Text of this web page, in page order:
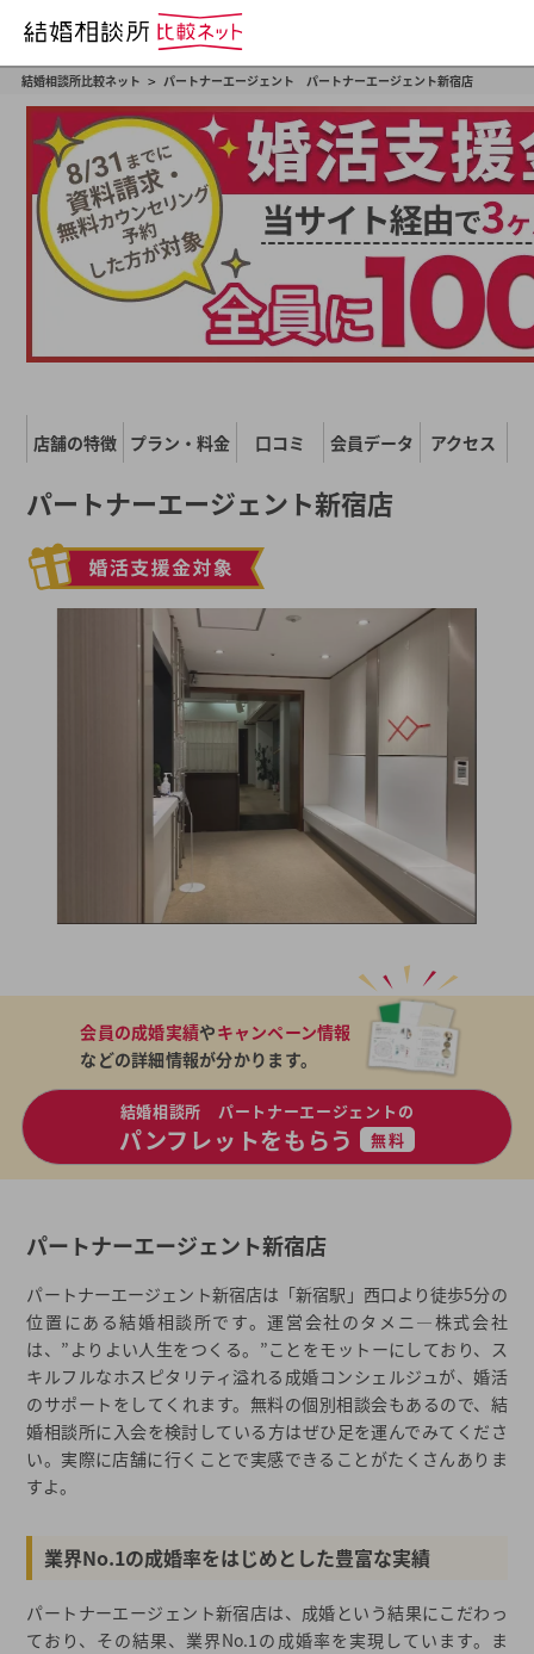
結婚相談所比較ネット > パートナーエージェント パートナーエージェント新宿店
店舗の特徴 プラン・料金 口コミ 会員データ アクセス
パートナーエージェント新宿店
会員の成婚実績やキャンペーン情報
などの詳細情報が分かります。
結婚相談所 パートナーエージェントの
パンフレットをもらう 無料
パートナーエージェント新宿店
パートナーエージェント新宿店は「新宿駅」西口より徒歩5分の
位置にある結婚相談所です。運営会社のタメニ―株式会社
は、”よりよい人生をつくる。”ことをモットーにしており、ス
キルフルなホスピタリティ溢れる成婚コンシェルジュが、婚活
のサポートをしてくれます。無料の個別相談会もあるので、結
婚相談所に入会を検討している方はぜひ足を運んでみてくださ
い。実際に店舗に行くことで実感できることがたくさんありま
すよ。
業界No.1の成婚率をはじめとした豊富な実績
パートナーエージェント新宿店は、成婚という結果にこだわっ
ており、その結果、業界No.1の成婚率を実現しています。ま